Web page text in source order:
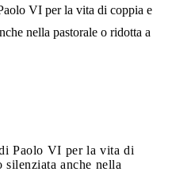
VI per la vita di coppia e
nella pastorale o ridotta a
Paolo VI per la vita di
silenziata anche nella